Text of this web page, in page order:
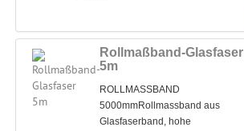
Rollmaßband-Glasfaser
5m
ROLLMASSBAND
5000mmRollmassband aus
Glasfaserband, hohe